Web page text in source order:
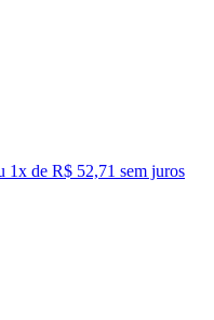
1x de R$ 52,71 sem juros